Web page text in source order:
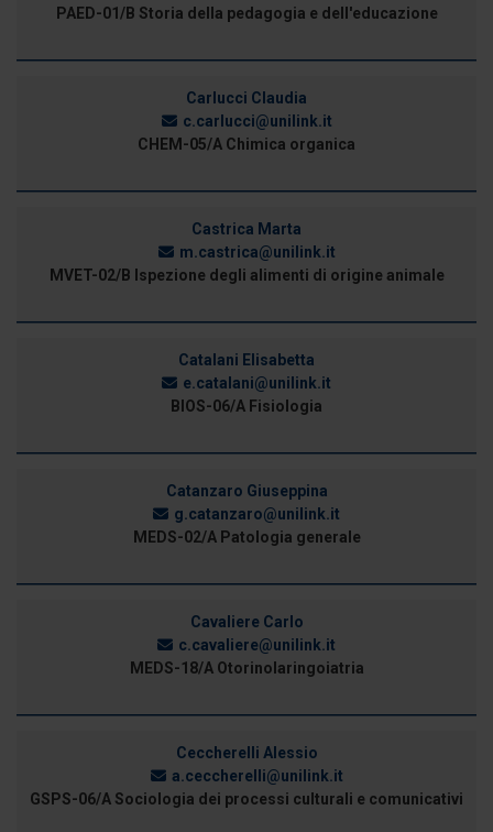
PAED-01/B Storia della pedagogia e dell'educazione
Carlucci Claudia
c.carlucci@unilink.it
CHEM-05/A Chimica organica
Castrica Marta
m.castrica@unilink.it
MVET-02/B Ispezione degli alimenti di origine animale
Catalani Elisabetta
e.catalani@unilink.it
BIOS-06/A Fisiologia
Catanzaro Giuseppina
g.catanzaro@unilink.it
MEDS-02/A Patologia generale
Cavaliere Carlo
c.cavaliere@unilink.it
MEDS-18/A Otorinolaringoiatria
Ceccherelli Alessio
a.ceccherelli@unilink.it
GSPS-06/A Sociologia dei processi culturali e comunicativi